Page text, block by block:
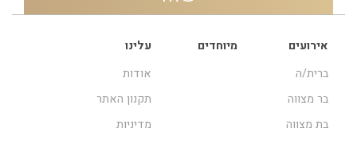
אירועים
ברית/ה
בר מצווה
בת מצווה
מיוחדים
עלינו
אודות
תקנון האתר
מדיניות